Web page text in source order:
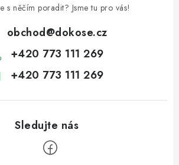
s něčím poradit? Jsme tu pro vás!
obchod@dokose.cz
+420 773 111 269
+420 773 111 269